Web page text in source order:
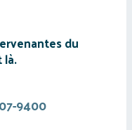
du
là.
9400